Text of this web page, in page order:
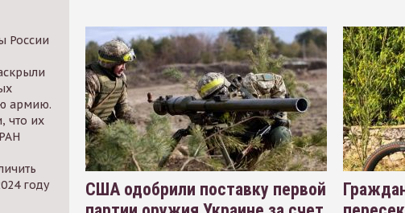
России
армию.
что их
году
США одобрили поставку первой